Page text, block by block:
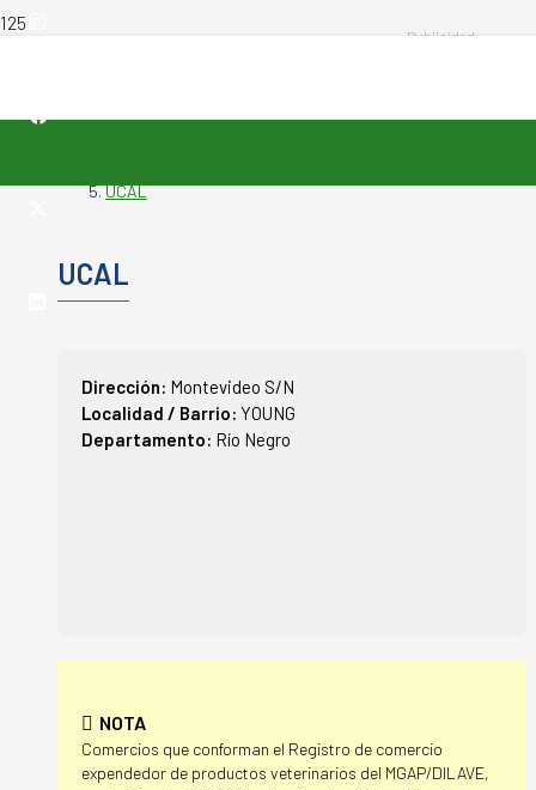
-
UCAL
UCAL
Dirección: Montevideo S/N
Localidad / Barrio: YOUNG
Departamento: Río Negro
NOTA
Comercios que conforman el Registro de comercio
expendedor de productos veterinarios del MGAP/DILAVE,